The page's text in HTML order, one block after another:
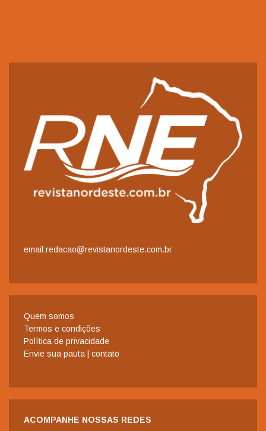
email:redacao@revistanordeste.com.br
Quem somos
Termos e condições
Política de privacidade
Envie sua pauta | contato
ACOMPANHE NOSSAS REDES